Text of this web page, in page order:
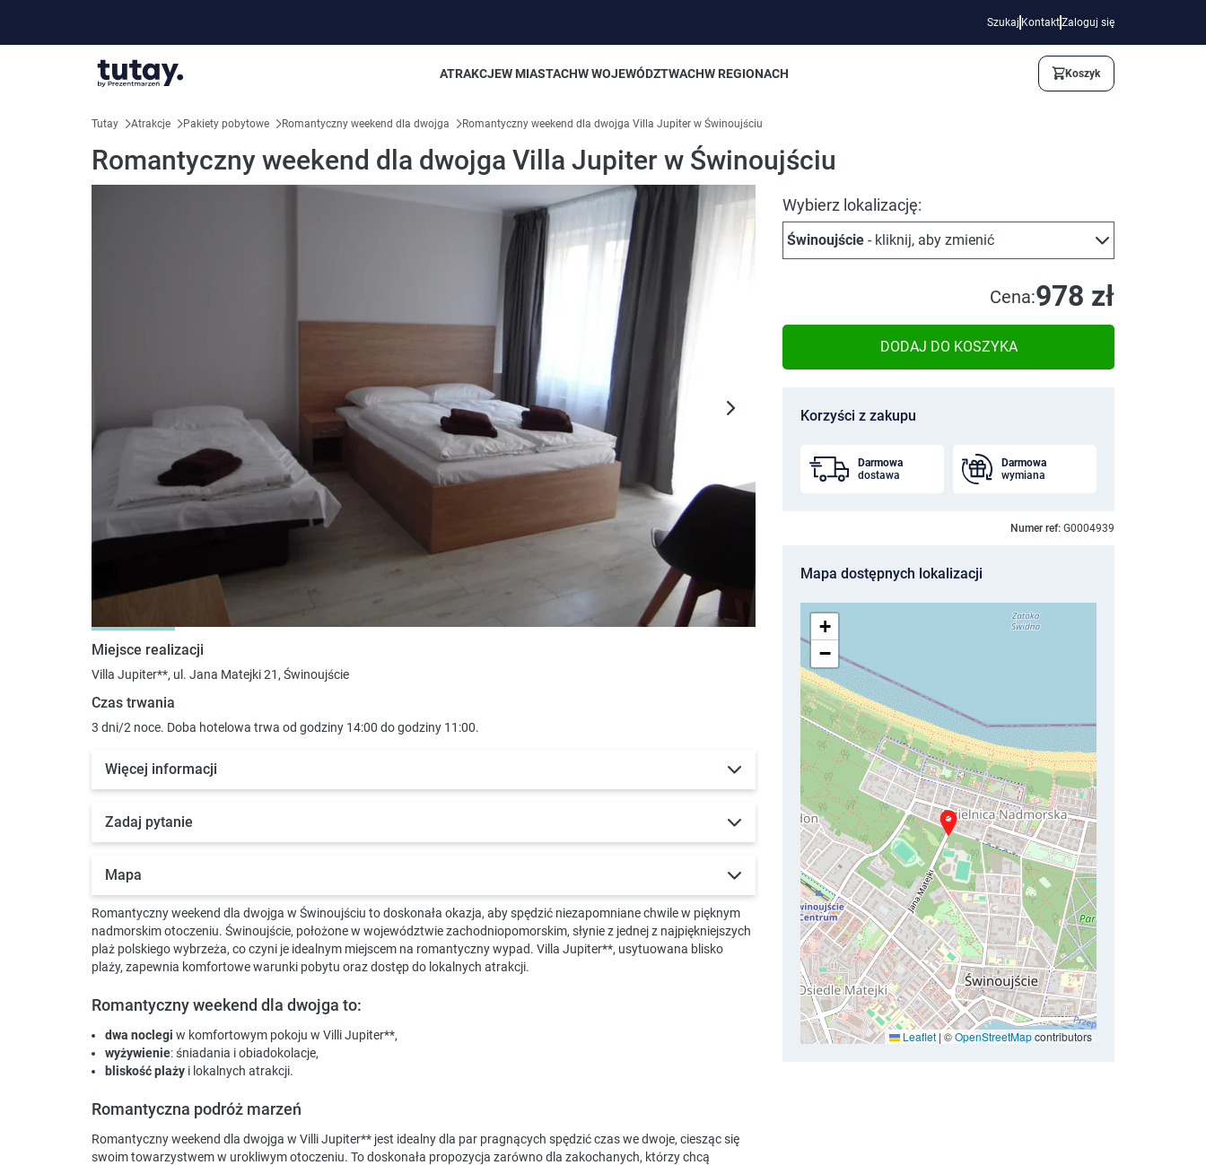
Szukaj KontaktZaloguj się
ATRAKCJEW MIASTACHW WOJEWÓDZTWACHW REGIONACH Koszyk
Tutay Atrakcje Pakiety pobytowe Romantyczny weekend dla dwojga Romantyczny weekend dla dwojga Villa Jupiter w Świnoujściu
Romantyczny weekend dla dwojga Villa Jupiter w Świnoujściu
Wybierz lokalizację:
Świnoujście - kliknij, aby zmienić
Cena:978 zł
DODAJ DO KOSZYKA
Korzyści z zakupu
Darmowa
dostawa
Darmowa
wymiana
Numer ref: G0004939
Mapa dostępnych lokalizacji
+
−
Leaflet| ©OpenStreetMapcontributors
Miejsce realizacji
Villa Jupiter**, ul. Jana Matejki 21, Świnoujście
Czas trwania
3 dni/2 noce. Doba hotelowa trwa od godziny 14:00 do godziny 11:00.
Więcej informacji
Zadaj pytanie
Mapa
Romantyczny weekend dla dwojga w Świnoujściu to doskonała okazja, aby spędzić niezapomniane chwile w pięknym
nadmorskim otoczeniu. Świnoujście, położone w województwie zachodniopomorskim, słynie z jednej z najpiękniejszych
plaż polskiego wybrzeża, co czyni je idealnym miejscem na romantyczny wypad. Villa Jupiter**, usytuowana blisko
plaży, zapewnia komfortowe warunki pobytu oraz dostęp do lokalnych atrakcji.
Romantyczny weekend dla dwojga to:
dwa noclegi w komfortowym pokoju w Villi Jupiter**,
wyżywienie: śniadania i obiadokolacje,
bliskość plaży i lokalnych atrakcji.
Romantyczna podróż marzeń
Romantyczny weekend dla dwojga w Villi Jupiter** jest idealny dla par pragnących spędzić czas we dwoje, ciesząc się
swoim towarzystwem w urokliwym otoczeniu. To doskonała propozycja zarówno dla zakochanych, którzy chcą